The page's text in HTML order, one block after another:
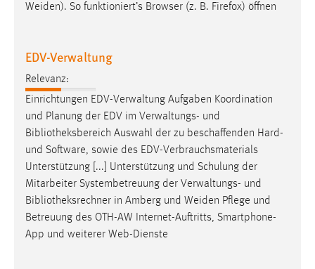
Weiden). So funktioniert’s Browser (z. B. Firefox) öffnen
EDV-Verwaltung
Relevanz:
Einrichtungen EDV-Verwaltung Aufgaben Koordination
und Planung der EDV im Verwaltungs- und
Bibliotheksbereich Auswahl der zu beschaffenden Hard-
und Software, sowie des EDV-Verbrauchsmaterials
Unterstützung [...] Unterstützung und Schulung der
Mitarbeiter Systembetreuung der Verwaltungs- und
Bibliotheksrechner in Amberg und Weiden Pflege und
Betreuung des OTH-AW Internet-Auftritts, Smartphone-
App und weiterer Web-Dienste